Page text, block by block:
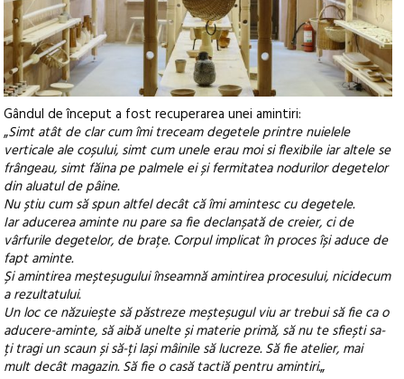
Gândul de început a fost recuperarea unei amintiri:
„Simt atât de clar cum îmi treceam degetele printre nuielele
verticale ale coșului, simt cum unele erau moi si flexibile iar altele se
frângeau, simt făina pe palmele ei și fermitatea nodurilor degetelor
din aluatul de pâine.
Nu știu cum să spun altfel decât că îmi amintesc cu degetele.
Iar aducerea aminte nu pare sa fie declanșată de creier, ci de
vârfurile degetelor, de brațe. Corpul implicat în proces își aduce de
fapt aminte.
Și amintirea meșteșugului înseamnă amintirea procesului, nicidecum
a rezultatului.
Un loc ce năzuiește să păstreze meșteșugul viu ar trebui să fie ca o
aducere-aminte, să aibă unelte și materie primă, să nu te sfiești sa-
ți tragi un scaun și să-ți lași mâinile să lucreze. Să fie atelier, mai
mult decât magazin. Să fie o casă tactiă pentru amintiri.„